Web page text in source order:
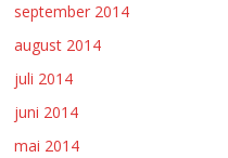
september 2014
august 2014
juli 2014
juni 2014
mai 2014